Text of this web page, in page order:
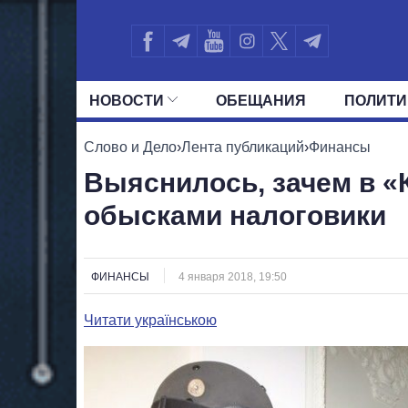
НОВОСТИ ОБЕЩАНИЯ
ВСЕ ПОЛИТИКИ ПРЕЗИДЕНТ И
Слово и Дело›Лента публикаций›Финансы
Выяснилось, зачем в
обысками налоговики
ФИНАНСЫ 4 января 2018, 19:50
Читати українською